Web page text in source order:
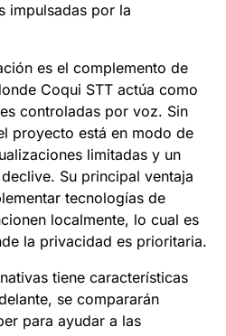
impulsadas por la
es el complemento de
Coqui STT actúa como
controladas por voz. Sin
proyecto está en modo de
limitadas y un
Su principal ventaja
tecnologías de
localmente, lo cual es
la privacidad es prioritaria.
tiene características
se compararán
para ayudar a las